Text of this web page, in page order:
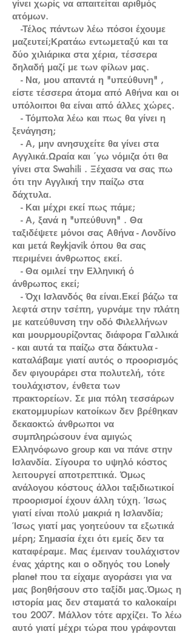
γίνει χωρίς να απαιτείται αριθμός
ατόμων.
-Τέλος πάντων λέω πόσοι έχουμε
μαζευτεί;Κρατάω εντωμεταξύ και τα
δύο χιλιάρικα στα χέρια, τέσσερα
δηλαδή μαζί με των φίλων μας.
- Να, μου απαντά η "υπεύθυνη" ,
είστε τέσσερα άτομα από Αθήνα και οι
υπόλοιποι θα είναι από άλλες χώρες.
- Τόμπολα λέω και πως θα γίνει η
ξενάγηση;
- Α, μην ανησυχείτε θα γίνει στα
Αγγλικά.Ωραία και ΄γω νόμιζα ότι θα
γίνει στα Swahili . Ξέχασα να σας πω
ότι την Αγγλική την παίζω στα
δάχτυλα.
- Και μέχρι εκεί πως πάμε;
- Α, ξανά η "υπεύθυνη" . Θα
ταξιδέψετε μόνοι σας Αθήνα - Λονδίνο
και μετά Reykjavik όπου θα σας
περιμένει άνθρωπος εκεί.
- Θα ομιλεί την Ελληνική ό
άνθρωπος εκεί;
- Όχι Ισλανδός θα είναι.Εκεί βάζω τα
λεφτά στην τσέπη, γυρνάμε την πλάτη
με κατεύθυνση την οδό Φιλελλήνων
και μουρμουρίζοντας διάφορα Γαλλικά
- και αυτά τα παίζω στα δάκτυλα -
καταλάβαμε γιατί αυτός ο προορισμός
δεν φιγουράρει στα πολυτελή, τότε
τουλάχιστον, ένθετα των
πρακτορείων. Σε μια πόλη τεσσάρων
εκατομμυρίων κατοίκων δεν βρέθηκαν
δεκαοκτώ άνθρωποι να
συμπληρώσουν ένα αμιγώς
Ελληνόφωνο group και να πάνε στην
Ισλανδία. Σίγουρα το υψηλό κόστος
λειτουργεί αποτρεπτικά. Όμως
ανάλογου κόστους άλλοι ταξιδιωτικοί
προορισμοί έχουν άλλη τύχη. Ίσως
γιατί είναι πολύ μακριά η Ισλανδία;
Ίσως γιατί μας γοητεύουν τα εξωτικά
μέρη; Σημασία έχει ότι εμείς δεν τα
καταφέραμε. Μας έμειναν τουλάχιστον
ένας χάρτης και ο οδηγός του Lonely
planet που τα είχαμε αγοράσει για να
μας βοηθήσουν στο ταξίδι μας.Όμως η
ιστορία μας δεν σταματά το καλοκαίρι
του 2007. Μάλλον τότε αρχίζει. Το λέω
αυτό γιατί μέχρι τώρα που γράφονται